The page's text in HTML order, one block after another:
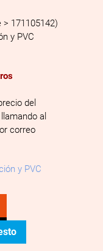
> 171105142)
y PVC
del
al
correo
y PVC